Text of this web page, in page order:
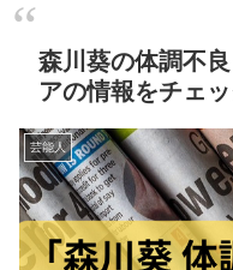
森川葵の体調不
アの情報をチェ
芸能人